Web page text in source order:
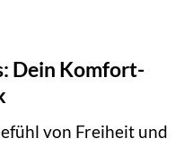
Dein Komfort-
von Freiheit und